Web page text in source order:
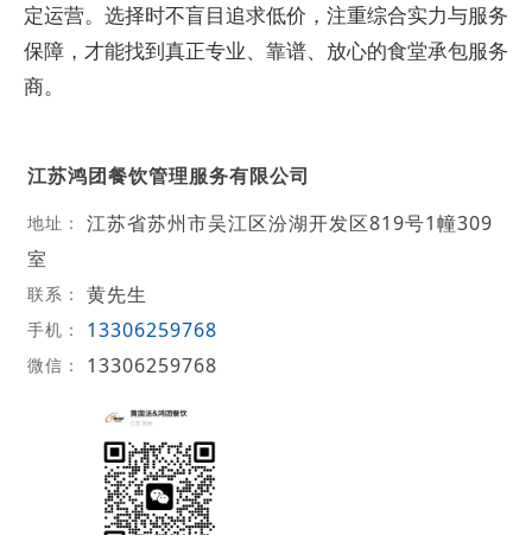
定运营。选择时不盲目追求低价，注重综合实力与服务
保障，才能找到真正专业、靠谱、放心的食堂承包服务
商。
江苏鸿团餐饮管理服务有限公司
地址：
江苏省苏州市吴江区汾湖开发区819号1幢309
室
联系： 黄先生
手机： 13306259768
微信： 13306259768